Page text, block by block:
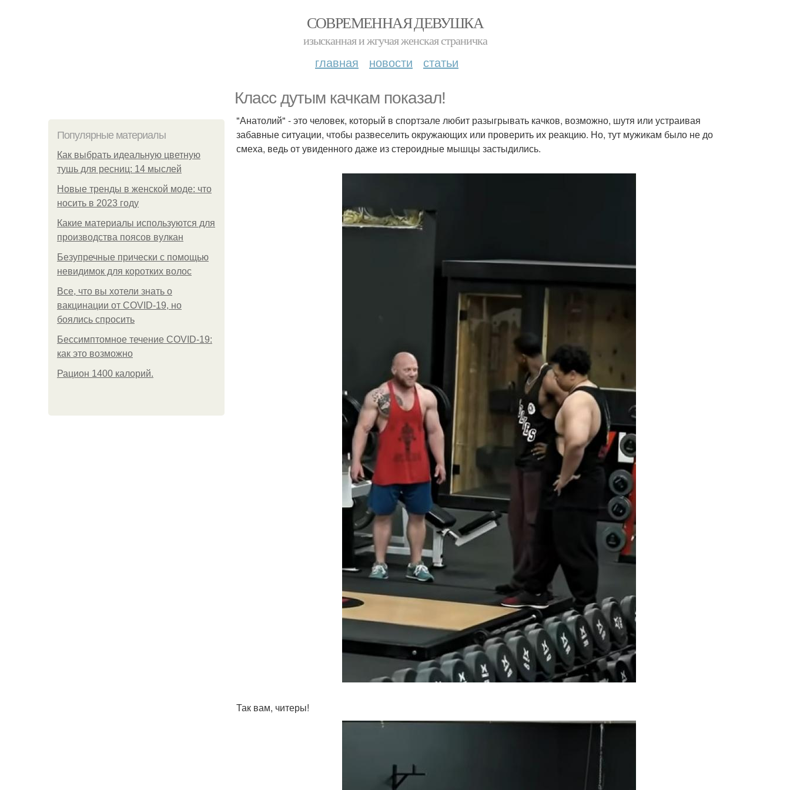
СОВРЕМЕННАЯ ДЕВУШКА
изысканная и жгучая женская страничка
главная новости статьи
Класс дутым качкам показал!
Популярные материалы
Как выбрать идеальную цветную
тушь для ресниц: 14 мыслей
Новые тренды в женской моде: что
носить в 2023 году
Какие материалы используются для
производства поясов вулкан
Безупречные прически с помощью
невидимок для коротких волос
Все, что вы хотели знать о
вакцинации от COVID-19, но
боялись спросить
Бессимптомное течение COVID-19:
как это возможно
Рацион 1400 калорий.
"Анатолий" - это человек, который в спортзале любит разыгрывать качков, возможно, шутя или устраивая
забавные ситуации, чтобы развеселить окружающих или проверить их реакцию. Но, тут мужикам было не до
смеха, ведь от увиденного даже из стероидные мышцы застыдились.
Так вам, читеры!